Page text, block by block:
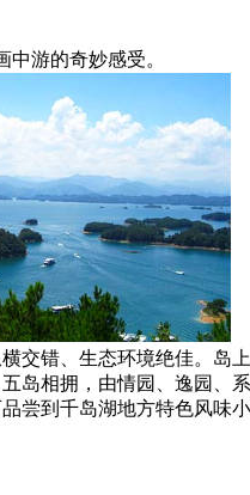
游的奇妙感受。
交错、生态环境绝佳。
岛相拥，由情园、逸园
尝到千岛湖地方特色风